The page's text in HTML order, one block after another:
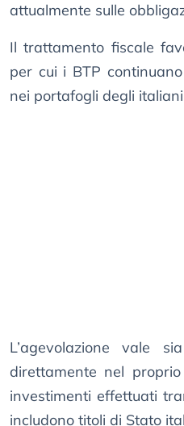
attualmente sulle
Il trattamento fiscale
per cui i BTP
nei portafogli degli
L’agevolazione vale
direttamente nel
investimenti effettuati
includono titoli di Stato